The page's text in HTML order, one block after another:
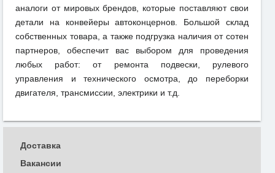
аналоги от мировых брендов, которые поставляют свои
детали на конвейеры автоконцернов. Большой склад
собственных товара, а также подгрузка наличия от сотен
партнеров, обеспечит вас выбором для проведения
любых работ: от ремонта подвески, рулевого
управления и технического осмотра, до переборки
двигателя, трансмиссии, электрики и т.д.
Доставка
Вакансии